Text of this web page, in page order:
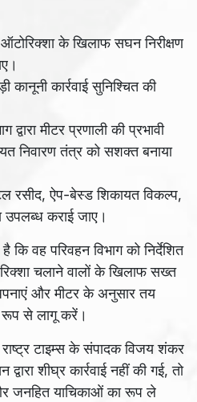
के खिलाफ सघन निरीक्षण
कानूनी कार्रवाई सुनिश्चित की
द्वारा मीटर प्रणाली की प्रभावी
निवारण तंत्र को सशक्त बनाया
रसीद, ऐप-बेस्ड शिकायत विकल्प,
कराई जाए।
वह परिवहन विभाग को निर्देशित
चलाने वालों के खिलाफ सख्त
और मीटर के अनुसार तय
रूप से लागू करें।
राष्ट्र टाइम्स के संपादक विजय शंकर
शीघ्र कार्रवाई नहीं की गई, तो
जनहित याचिकाओं का रूप ले